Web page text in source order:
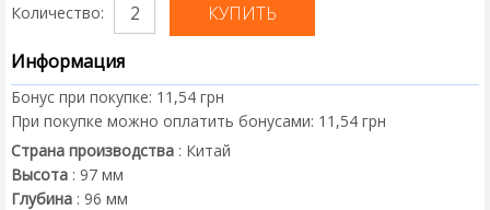
Количество:
Информация
Бонус при покупке: 11,54 грн
При покупке можно оплатить бонусами: 11,54 грн
Страна производства : Китай
Высота : 97 мм
Глубина : 96 мм